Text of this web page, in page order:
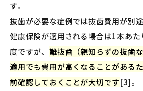
す。
抜歯が必要な症例では抜歯費用が別途
健康保険が適用される場合は1本あ
度ですが、 難抜歯（親知らずの抜歯
適用でも費用が高くなることがある
前確認しておくことが大切です[3]。